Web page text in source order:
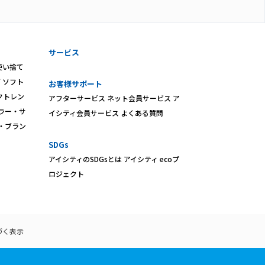
い捨て
ソフト
トレン
ー・サ
ブラン
サービス
お客様サポート
アフターサービス ネット会員サービス ア
イシティ会員サービス よくある質問
SDGs
アイシティのSDGsとは アイシティ ecoプ
ロジェクト
く表示